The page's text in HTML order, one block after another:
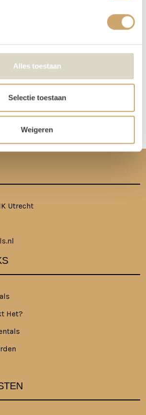
Alles toestaan
Selectie toestaan
Weigeren
Jullie trouwen op zaterdag. De items
bezorgd, en op maandag weer opgehaald. De
Utrecht
Het?